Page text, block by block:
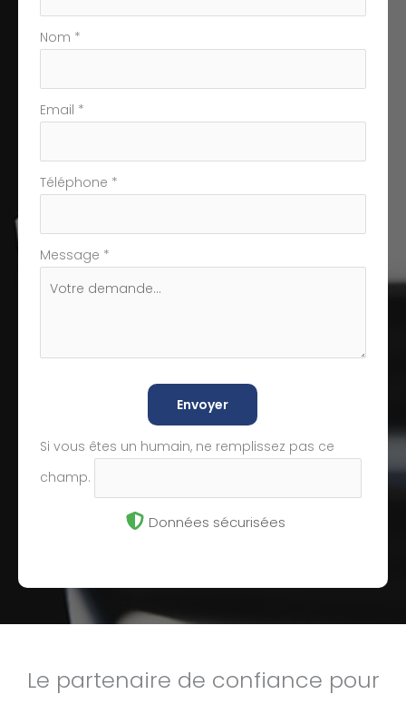
téléphone
Nom *
Email *
Téléphone *
Message *
Envoyer
Si vous êtes un humain, ne remplissez pas ce
champ.
Données sécurisées
Le partenaire de confiance pour